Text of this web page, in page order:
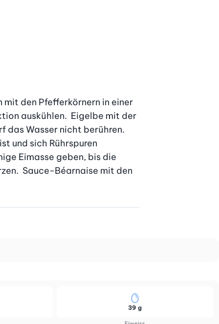
den Pfefferkörnern in einer
auskühlen.  Eigelbe mit der
das Wasser nicht berühren.
und sich Rührspuren
Eimasse geben, bis die
Sauce-Béarnaise mit den
39 g